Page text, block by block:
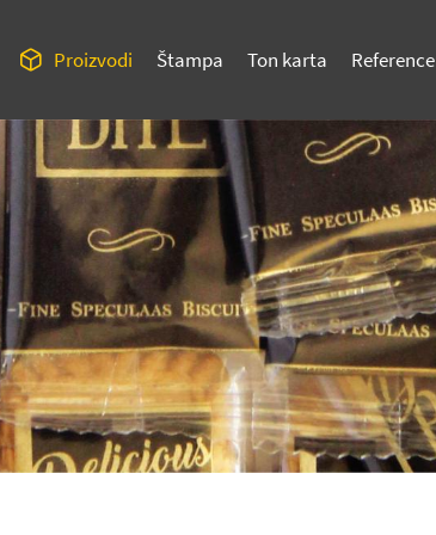
Proizvodi Štampa Ton karta Reference